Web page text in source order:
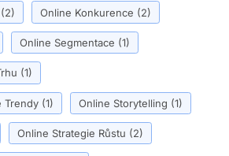
(2) Online Konkurence (2)
Online Segmentace (1)
(1)
Trendy (1) Online Storytelling (1)
Online Strategie Růstu (2)